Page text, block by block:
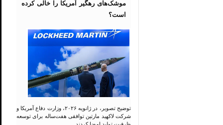
موشک‌های رهگیر آمریکا را خالی کرده
است؟
توضیح تصویر، در ژانویه ۲۰۲۶، وزارت دفاع آمریکا و
شرکت لاکهید مارتین توافقی هفت‌ساله برای توسعه
ظرفیت تولید امضا کردند